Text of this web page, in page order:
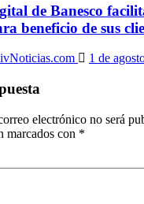
de Banesco
beneficio de sus
1 de
electrónico no será
marcados con *